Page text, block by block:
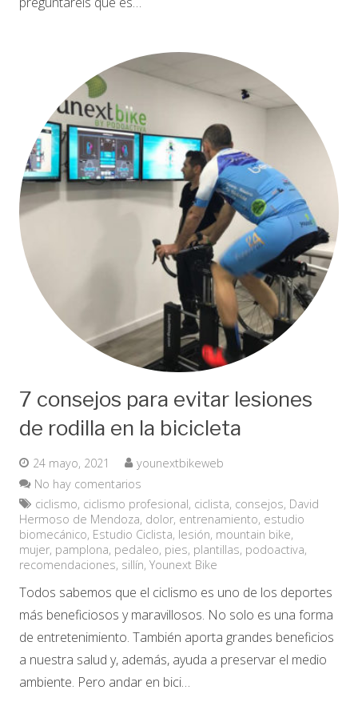
7 consejos para evitar lesiones
de rodilla en la bicicleta
24 mayo, 2021
younextbikeweb
No hay comentarios
ciclismo, ciclismo profesional, ciclista, consejos, David
Hermoso de Mendoza, dolor, entrenamiento, estudio
biomecánico, Estudio Ciclista, lesión, mountain bike,
mujer, pamplona, pedaleo, pies, plantillas, podoactiva,
recomendaciones, sillín, Younext Bike
Todos sabemos que el ciclismo es uno de los deportes
más beneficiosos y maravillosos. No solo es una forma
de entretenimiento. También aporta grandes beneficios
a nuestra salud y, además, ayuda a preservar el medio
ambiente. Pero andar en bici…